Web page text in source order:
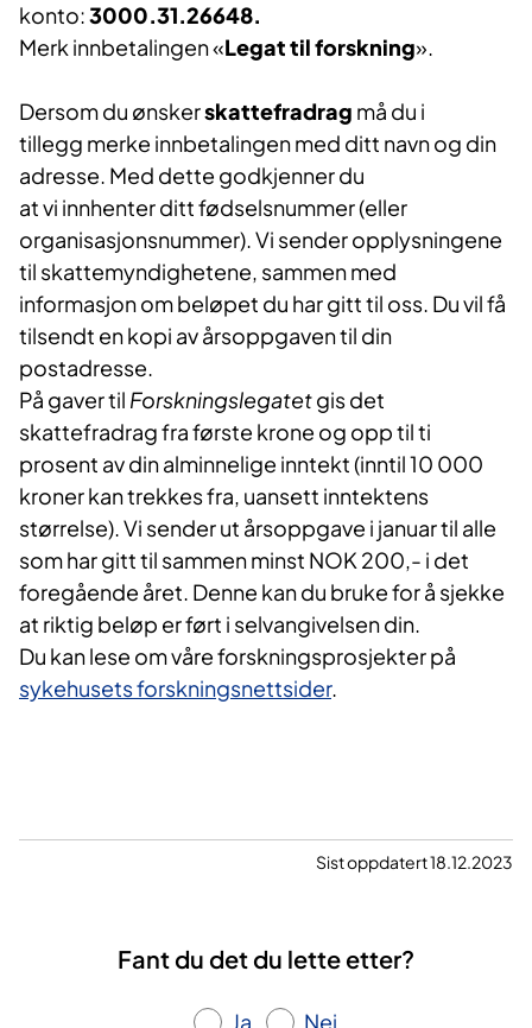
konto:3000.31.26648.
Merk innbetalingen «Legat til forskning».
Dersom du ønskerskattefradrag må du i
tillegg merke innbetalingen med ditt navn og din
adresse. Med dette godkjenner du
at vi innhenter ditt fødselsnummer (eller
organisasjonsnummer). Vi sender opplysningene
til skattemyndighetene, sammen med
informasjon om beløpet du har gitt til oss. Du vil få
tilsendt en kopi av årsoppgaven til din
postadresse.
På gaver til Forskningslegatetgis det
skattefradrag fra første krone og opp til ti
prosent av din alminnelige inntekt (inntil 10 000
kroner kan trekkes fra, uansett inntektens
størrelse). Vi sender ut årsoppgave i januar til alle
som har gitt til sammen minst NOK 200,- i det
foregående året. Denne kan du bruke for å sjekke
at riktig beløp er ført i selvangivelsen din.
Du kan lese om våre forskningsprosjekter på
sykehusets forskningsnettsider.
Sist oppdatert 18.12.2023
Fant du det du lette etter?
Ja Nei